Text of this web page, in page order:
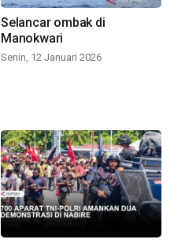
Selancar ombak di
Manokwari
Senin, 12 Januari 2026